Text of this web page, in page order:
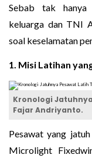
Sebab tak hanya
keluarga dan TNI
soal keselamatan
1. Misi Latihan
Kronologi
Fajar Andriyanto.
Pesawat yang
Microlight